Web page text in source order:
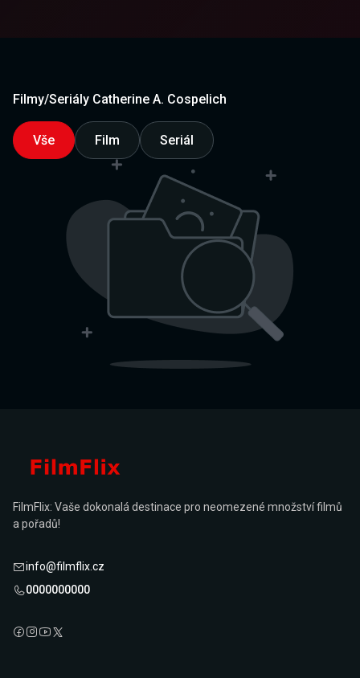
Filmy/Seriály Catherine A. Cospelich
Vše Film Seriál
FilmFlix: Vaše dokonalá destinace pro neomezené množství filmů
a pořadů!
info@filmflix.cz
0000000000